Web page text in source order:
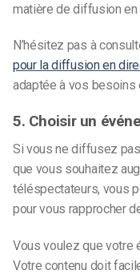
matière de diffusion en
N’hésitez pas à
pour la diffusion en
adaptée à vos besoins
5. Choisir un
Si vous ne diffusez
que vous souhaitez
téléspectateurs, vous
pour vous rapprocher
Vous voulez que votre
Votre contenu doit